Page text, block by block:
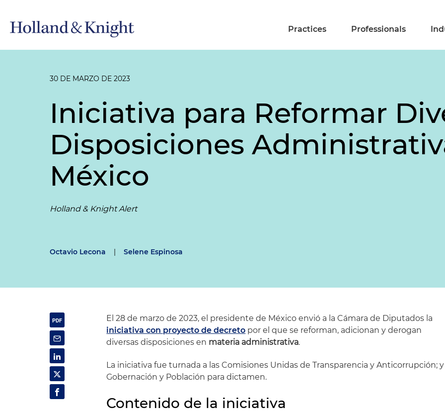
Practices Professionals
30 DE MARZO DE 2023
Iniciativa para Reformar
Disposiciones
México
Holland & Knight Alert
Octavio Lecona | Selene Espinosa
El 28 de marzo de 2023, el presidente de México envió a la Cámara de Diputados la
iniciativa con proyecto de decreto por el que se reforman, adicionan y derogan
diversas disposiciones en materia administrativa.
La iniciativa fue turnada a las Comisiones Unidas de Transparencia y Anticorrupción; y
Gobernación y Población para dictamen.
Contenido de la iniciativa